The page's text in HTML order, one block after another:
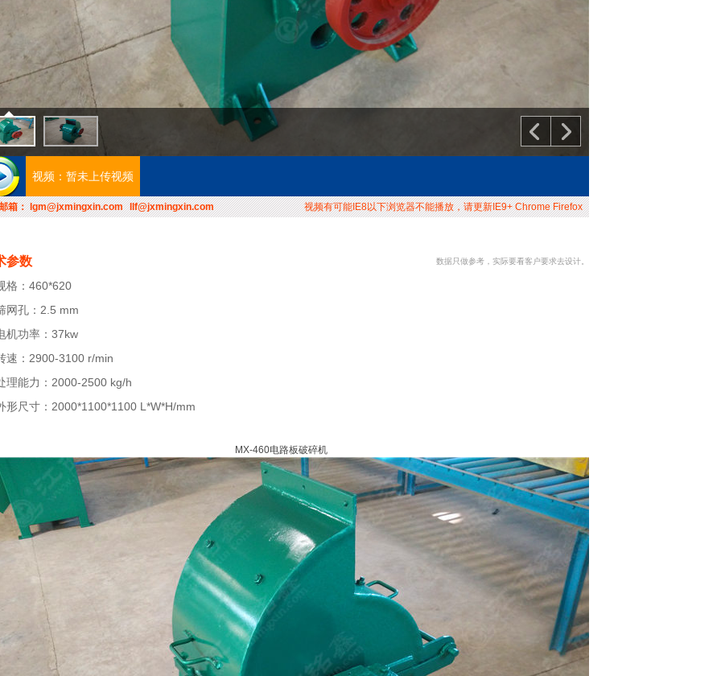
上一个下一个
暂未上传视频
箱：lgm@jxmingxin.com llf@jxmingxin.com 视频有可能IE8以下浏览器不能播放，请更新IE9+ Chrome Firefox
参数 数据只做参考，实际要看客户要求去设计。
格：460*620
网孔：2.5 mm
机功率：37kw
速：2900-3100 r/min
理能力：2000-2500 kg/h
形尺寸：2000*1100*1100 L*W*H/mm
MX-460电路板破碎机